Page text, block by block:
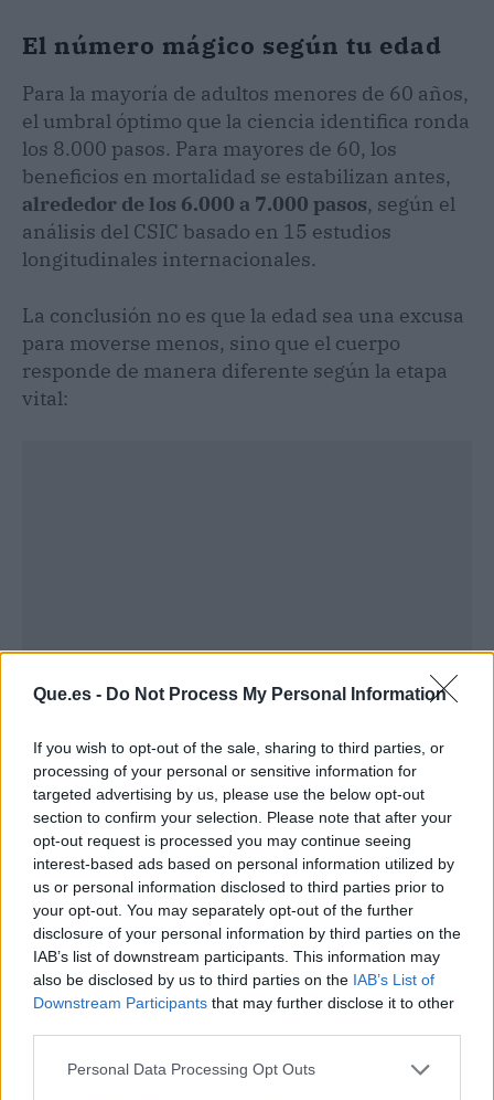
Que.es - Do Not Process My Personal Information
If you wish to opt-out of the sale, sharing to third parties, or
processing of your personal or sensitive information for
targeted advertising by us, please use the below opt-out
section to confirm your selection. Please note that after your
opt-out request is processed you may continue seeing
interest-based ads based on personal information utilized by
us or personal information disclosed to third parties prior to
your opt-out. You may separately opt-out of the further
disclosure of your personal information by third parties on the
IAB’s list of downstream participants. This information may
also be disclosed by us to third parties on the IAB’s List of
Downstream Participants that may further disclose it to other
Personal Data Processing Opt Outs
El número mágico según tu edad
Para la mayoría de adultos menores de 60 años,
el umbral óptimo que la ciencia identifica ronda
los 8.000 pasos. Para mayores de 60, los
beneficios en mortalidad se estabilizan antes,
alrededor de los 6.000 a 7.000 pasos, según el
análisis del CSIC basado en 15 estudios
longitudinales internacionales.
La conclusión no es que la edad sea una excusa
para moverse menos, sino que el cuerpo
responde de manera diferente según la etapa
vital:
Publicidad